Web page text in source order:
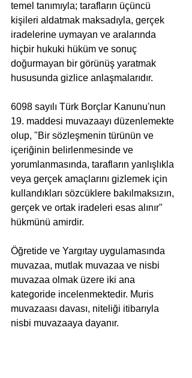
temel tanımıyla; tarafların üçüncü
kişileri aldatmak maksadıyla, gerçek
iradelerine uymayan ve aralarında
hiçbir hukuki hüküm ve sonuç
doğurmayan bir görünüş yaratmak
hususunda gizlice anlaşmalarıdır.
6098 sayılı Türk Borçlar Kanunu'nun
19. maddesi muvazaayı düzenlemekte
olup, "Bir sözleşmenin türünün ve
içeriğinin belirlenmesinde ve
yorumlanmasında, tarafların yanlışlıkla
veya gerçek amaçlarını gizlemek için
kullandıkları sözcüklere bakılmaksızın,
gerçek ve ortak iradeleri esas alınır"
hükmünü amirdir.
Öğretide ve Yargıtay uygulamasında
muvazaa, mutlak muvazaa ve nisbi
muvazaa olmak üzere iki ana
kategoride incelenmektedir. Muris
muvazaası davası, niteliği itibarıyla
nisbi muvazaaya dayanır.